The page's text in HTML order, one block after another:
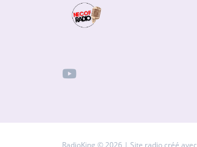
RadioKing © 2026 | Site radio créé avec